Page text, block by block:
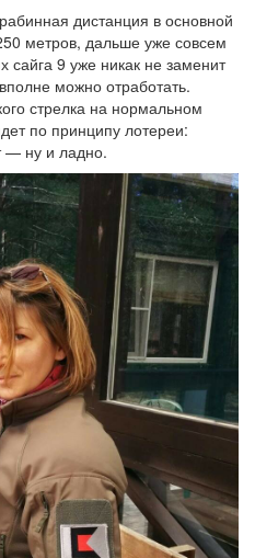
дистанция в основной
метров, дальше уже совсем
сайга 9 уже никак не заменит
можно отработать.
стрелка на нормальном
по принципу лотереи:
— ну и ладно.